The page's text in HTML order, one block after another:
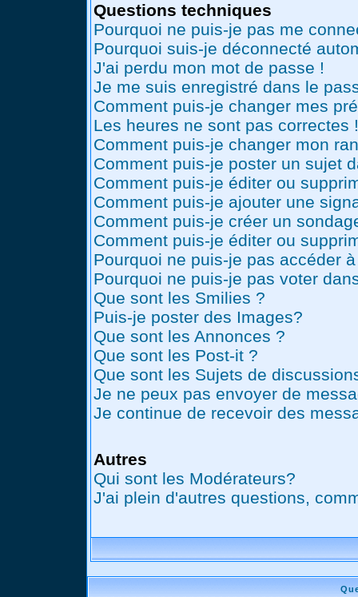
Questions techniques
Pourquoi ne puis-je pas me
Pourquoi suis-je déconnecté
J'ai perdu mon mot de passe !
Je me suis enregistré dans le
Comment puis-je changer mes
Les heures ne sont pas correctes !
Comment puis-je changer mon
Comment puis-je poster un sujet
Comment puis-je éditer ou
Comment puis-je ajouter une
Comment puis-je créer un
Comment puis-je éditer ou
Pourquoi ne puis-je pas accéder
Pourquoi ne puis-je pas voter
Que sont les Smilies ?
Puis-je poster des Images?
Que sont les Annonces ?
Que sont les Post-it ?
Que sont les Sujets de
Je ne peux pas envoyer de
Je continue de recevoir des
Autres
Qui sont les Modérateurs?
J'ai plein d'autres questions,